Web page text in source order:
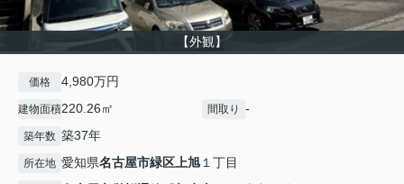
【外観】
価格 4,980万円
建物面積220.26㎡ 間取り -
築年数 築37年
所在地 愛知県名古屋市緑区上旭１丁目